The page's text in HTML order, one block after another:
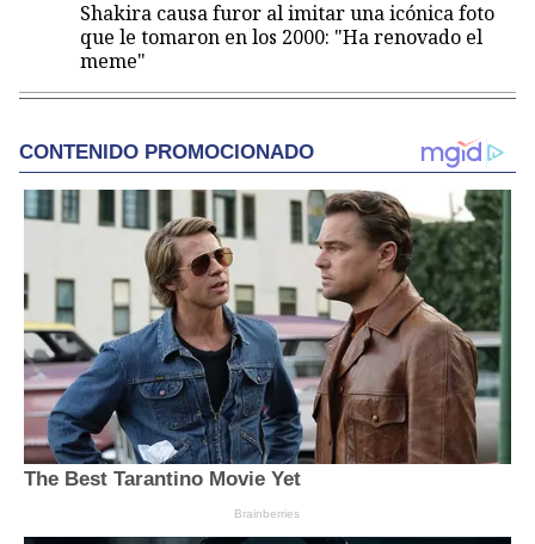
Shakira causa furor al imitar una icónica foto
que le tomaron en los 2000: "Ha renovado el
meme"